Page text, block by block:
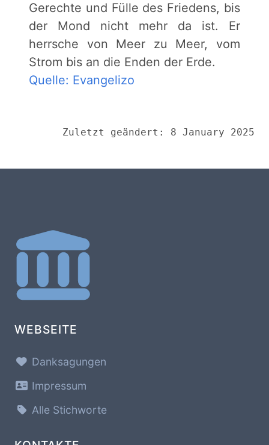
Gerechte und Fülle des Friedens, bis
der Mond nicht mehr da ist. Er
herrsche von Meer zu Meer, vom
Strom bis an die Enden der Erde.
Quelle: Evangelizo
Zuletzt geändert: 8 January 2025
WEBSEITE
Danksagungen
Impressum
Alle Stichworte